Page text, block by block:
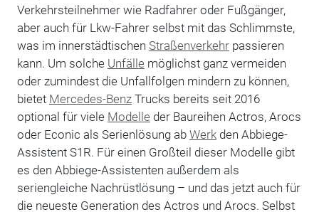
Verkehrsteilnehmer wie Radfahrer oder Fußgänger,
aber auch für Lkw-Fahrer selbst mit das Schlimmste,
was im innerstädtischen Straßenverkehrpassieren
kann. Um solche Unfälle möglichst ganz vermeiden
oder zumindest die Unfallfolgen mindern zu können,
bietet Mercedes-BenzTrucks bereits seit 2016
optional für viele Modelle der Baureihen Actros, Arocs
oder Econic als Serienlösung ab Werkden Abbiege-
Assistent S1R. Für einen Großteil dieser Modelle gibt
es den Abbiege-Assistenten außerdem als
seriengleiche Nachrüstlösung – und das jetzt auch für
die neueste Generation des Actros und Arocs. Selbst